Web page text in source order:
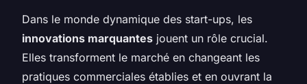
Dans le monde dynamique des start-ups, les
innovations marquantes jouent un rôle crucial.
Elles transforment le marché en changeant les
pratiques commerciales établies et en ouvrant la